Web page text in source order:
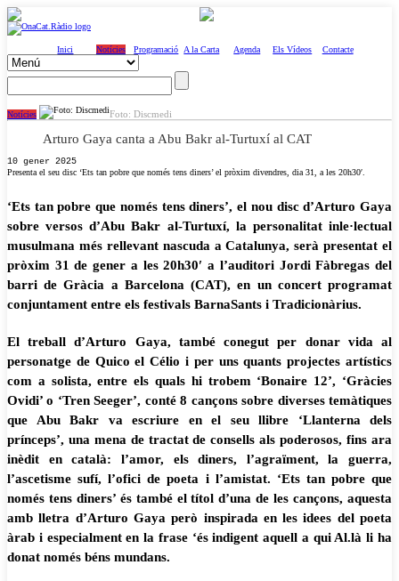
Inici Notícies Programació A la Carta Agenda Els Vídeos Contacte
Notícies Foto: Discmedi
Arturo Gaya canta a Abu Bakr al-Turtuxí al CAT
10 gener 2025
Presenta el seu disc ‘Ets tan pobre que només tens diners’ el pròxim divendres, dia 31, a les 20h30′.
‘Ets tan pobre que només tens diners’, el nou disc d’Arturo Gaya
sobre versos d’Abu Bakr al-Turtuxí, la personalitat inle·lectual
musulmana més rellevant nascuda a Catalunya, serà presentat el
pròxim 31 de gener a les 20h30′ a l’auditori Jordi Fàbregas del
barri de Gràcia a Barcelona (CAT), en un concert programat
conjuntament entre els festivals BarnaSants i Tradicionàrius.
El treball d’Arturo Gaya, també conegut per donar vida al
personatge de Quico el Célio i per uns quants projectes artístics
com a solista, entre els quals hi trobem ‘Bonaire 12’, ‘Gràcies
Ovidi’ o ‘Tren Seeger’, conté 8 cançons sobre diverses temàtiques
que Abu Bakr va escriure en el seu llibre ‘Llanterna dels
prínceps’, una mena de tractat de consells als poderosos, fins ara
inèdit en català: l’amor, els diners, l’agraïment, la guerra,
l’ascetisme sufí, l’ofici de poeta i l’amistat. ‘Ets tan pobre que
només tens diners’ és també el títol d’una de les cançons, aquesta
amb lletra d’Arturo Gaya però inspirada en les idees del poeta
àrab i especialment en la frase ‘és indigent aquell a qui Al.là li ha
donat només béns mundans.